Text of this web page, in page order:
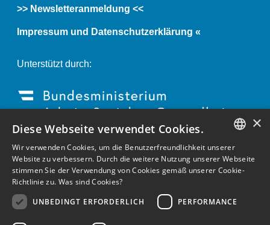
>> Newsletteranmeldung <<
Impressum und Datenschutzerklärung «
Unterstützt durch:
GERMAN
ENGLISH
×
Diese Webseite verwendet Cookies.
Wir verwenden Cookies, um die Benutzerfreundlichkeit unserer
Website zu verbessern. Durch die weitere Nutzung unserer Webseite
stimmen Sie der Verwendung von Cookies gemäß unserer Cookie-
Richtlinie zu. Was sind Cookies?
UNBEDINGT ERFORDERLICH
PERFORMANCE